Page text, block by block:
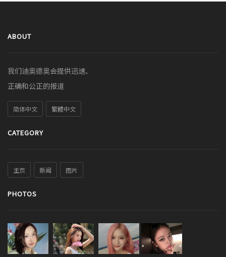
ABOUT
我们迪奥德奥会提供迅速、
正确和公正的报道
简体中文 繁體中文
CATEGORY
主页 新闻 图片
PHOTOS